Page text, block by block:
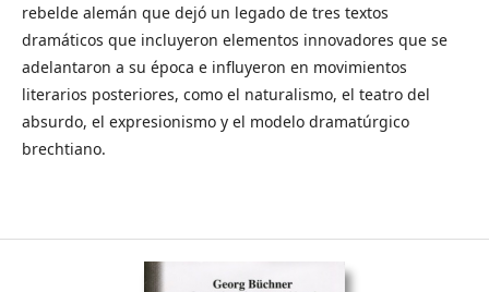
rebelde alemán que dejó un legado de tres textos
dramáticos que incluyeron elementos innovadores que se
adelantaron a su época e influyeron en movimientos
literarios posteriores, como el naturalismo, el teatro del
absurdo, el expresionismo y el modelo dramatúrgico
brechtiano.